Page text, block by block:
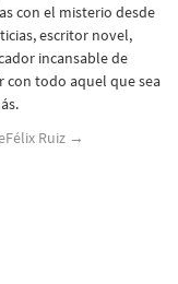
con el misterio desde
escritor novel,
incansable de
con todo aquel que sea
Ruiz →